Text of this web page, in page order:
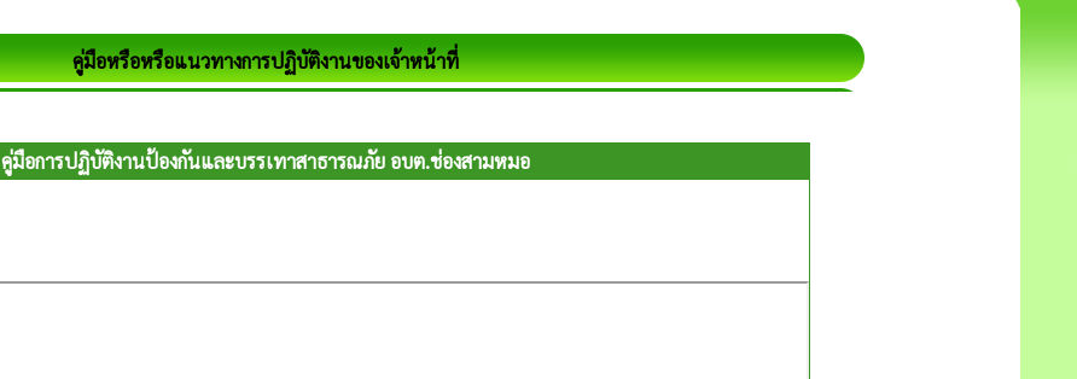
คู่มือหรือหรือแนวทางการปฏิบัติงานของเจ้าหน้าที่
คู่มือการปฏิบัติงานป้องกันและบรรเทาสาธารณภัย อบต.ช่องสามหมอ